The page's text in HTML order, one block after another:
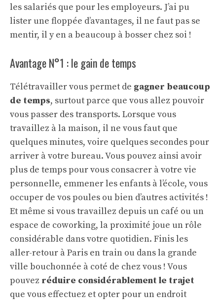
les salariés que pour les employeurs. J’ai pu
lister une floppée d’avantages, il ne faut pas se
mentir, il y en a beaucoup à bosser chez soi !
Avantage N°1 : le gain de temps
Télétravailler vous permet de gagner beaucoup
de temps, surtout parce que vous allez pouvoir
vous passer des transports. Lorsque vous
travaillez à la maison, il ne vous faut que
quelques minutes, voire quelques secondes pour
arriver à votre bureau. Vous pouvez ainsi avoir
plus de temps pour vous consacrer à votre vie
personnelle, emmener les enfants à l’école, vous
occuper de vos poules ou bien d’autres activités !
Et même si vous travaillez depuis un café ou un
espace de coworking, la proximité joue un rôle
considérable dans votre quotidien. Finis les
aller-retour à Paris en train ou dans la grande
ville bouchonnée à coté de chez vous ! Vous
pouvez réduire considérablement le trajet
que vous effectuez et opter pour un endroit